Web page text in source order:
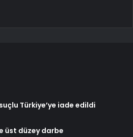
Türkiye’ye iade edildi
üst düzey darbe